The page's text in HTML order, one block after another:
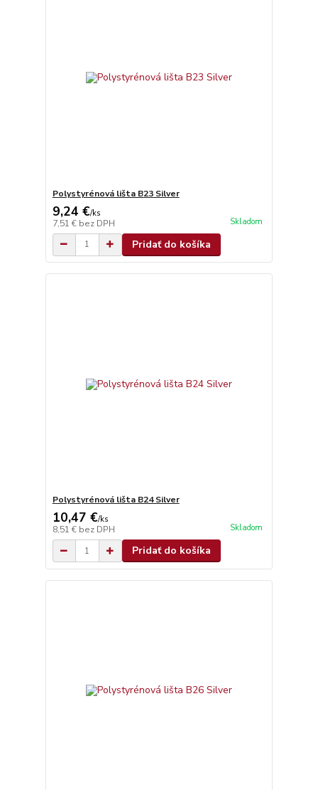
Polystyrénová lišta B23 Silver
9,24 €/ks
7,51 € bez DPH Skladom
Pridať do košíka
Polystyrénová lišta B24 Silver
10,47 €/ks
8,51 € bez DPH Skladom
Pridať do košíka